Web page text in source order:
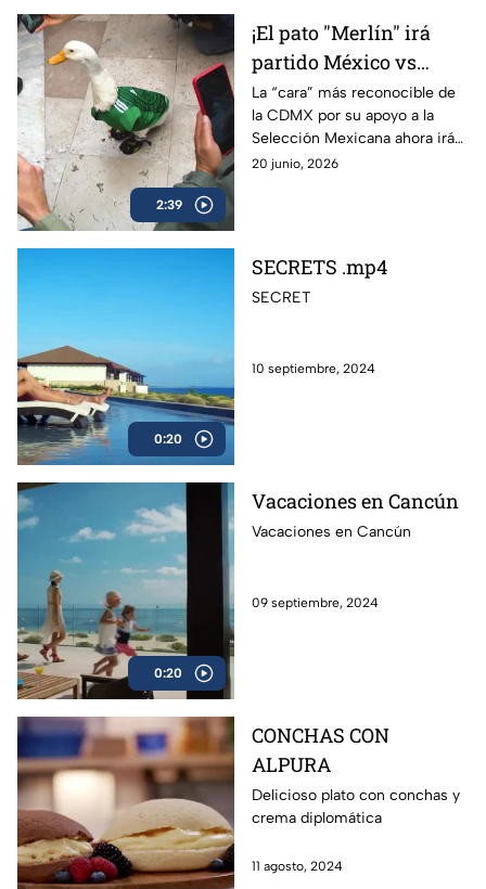
2:39
¡El pato "Merlín" irá
partido México vs
Chequia! Banco Azteca
lo lleva a él y a su
familia a ver a la
Selección Mexicana
La “cara” más reconocible de
la CDMX por su apoyo a la
Selección Mexicana ahora irá
al partido México vs Chequia,
20 junio, 2026
0:20
SECRETS .mp4
SECRET
10 septiembre, 2024
0:20
Vacaciones en Cancún
Vacaciones en Cancún
09 septiembre, 2024
CONCHAS CON
ALPURA
Delicioso plato con conchas y
crema diplomática
11 agosto, 2024